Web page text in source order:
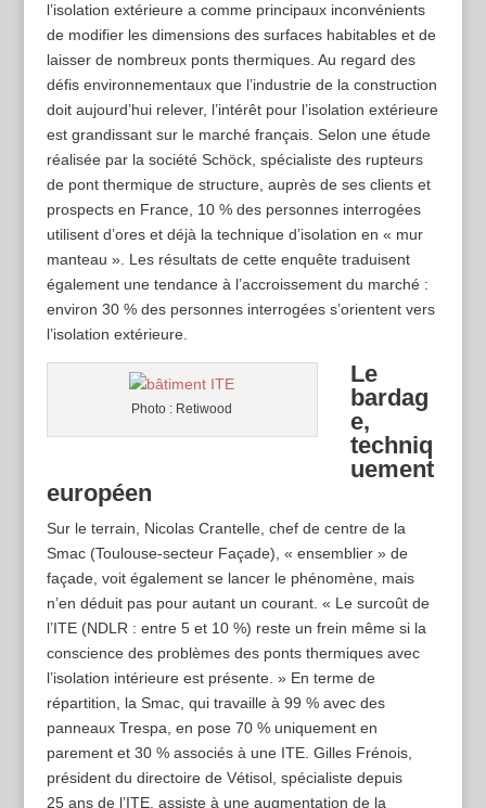
l’isolation extérieure a comme principaux inconvénients
de modifier les dimensions des surfaces habitables et de
laisser de nombreux ponts thermiques. Au regard des
défis environnementaux que l’industrie de la construction
doit aujourd’hui relever, l’intérêt pour l’isolation extérieure
est grandissant sur le marché français. Selon une étude
réalisée par la société Schöck, spécialiste des rupteurs
de pont thermique de structure, auprès de ses clients et
prospects en France, 10 % des personnes interrogées
utilisent d’ores et déjà la technique d’isolation en « mur
manteau ». Les résultats de cette enquête traduisent
également une tendance à l’accroissement du marché :
environ 30 % des personnes interrogées s’orientent vers
l’isolation extérieure.
Photo : Retiwood
Le
bardag
e,
techniq
uement
européen
Sur le terrain, Nicolas Crantelle, chef de centre de la
Smac (Toulouse-secteur Façade), « ensemblier » de
façade, voit également se lancer le phénomène, mais
n’en déduit pas pour autant un courant. « Le surcoût de
l’ITE (NDLR : entre 5 et 10 %) reste un frein même si la
conscience des problèmes des ponts thermiques avec
l’isolation intérieure est présente. » En terme de
répartition, la Smac, qui travaille à 99 % avec des
panneaux Trespa, en pose 70 % uniquement en
parement et 30 % associés à une ITE. Gilles Frénois,
président du directoire de Vétisol, spécialiste depuis
25 ans de l’ITE, assiste à une augmentation de la